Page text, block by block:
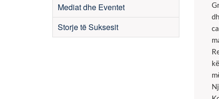
Mediat dhe Eventet
Storje të Suksesit